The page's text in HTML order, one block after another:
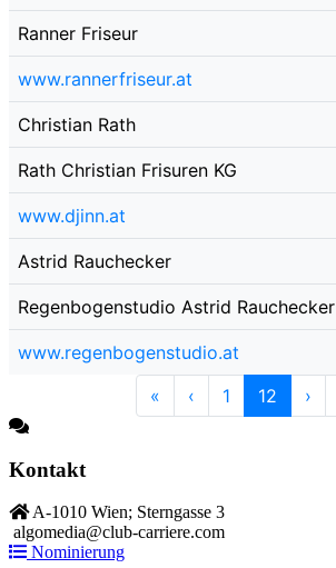
Ranner Friseur
www.rannerfriseur.at
Christian Rath
Rath Christian Frisuren KG
www.djinn.at
Astrid Rauchecker
Regenbogenstudio Astrid Rauchecker
www.regenbogenstudio.at
«
‹ 1 12 ›
Kontakt
A-1010 Wien; Sterngasse 3
algomedia@club-carriere.com
Nominierung